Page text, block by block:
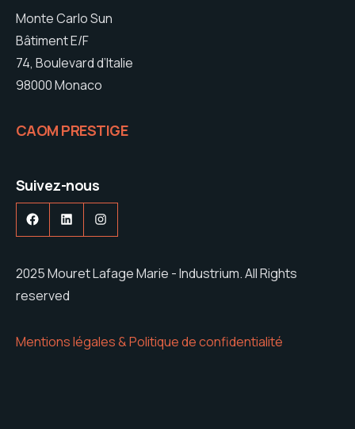
Monte Carlo Sun
Bâtiment E/F
74, Boulevard d’Italie
98000 Monaco
CAOM PRESTIGE
Suivez-nous
Facebook
LinkedInInstagram
2025 Mouret Lafage Marie - Industrium. All Rights
reserved
Mentions légales & Politique de confidentialité